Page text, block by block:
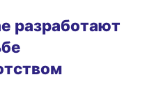
разработают